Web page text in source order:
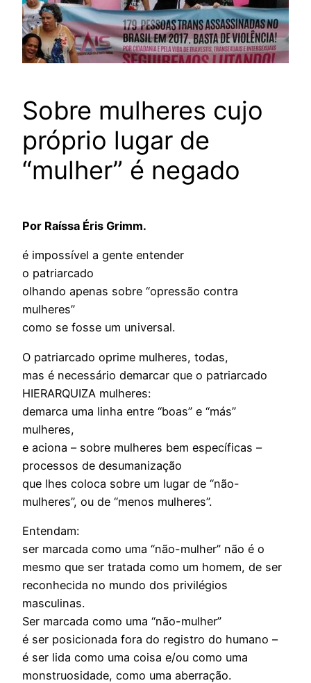
Sobre mulheres cujo
próprio lugar de
“mulher” é negado
Por Raíssa Éris Grimm.
é impossível a gente entender
o patriarcado
olhando apenas sobre “opressão contra
mulheres”
como se fosse um universal.
O patriarcado oprime mulheres, todas,
mas é necessário demarcar que o patriarcado
HIERARQUIZA mulheres:
demarca uma linha entre “boas” e “más”
mulheres,
e aciona – sobre mulheres bem específicas –
processos de desumanização
que lhes coloca sobre um lugar de “não-
mulheres”, ou de “menos mulheres”.
Entendam:
ser marcada como uma “não-mulher” não é o
mesmo que ser tratada como um homem, de ser
reconhecida no mundo dos privilégios
masculinas.
Ser marcada como uma “não-mulher”
é ser posicionada fora do registro do humano –
é ser lida como uma coisa e/ou como uma
monstruosidade, como uma aberração.